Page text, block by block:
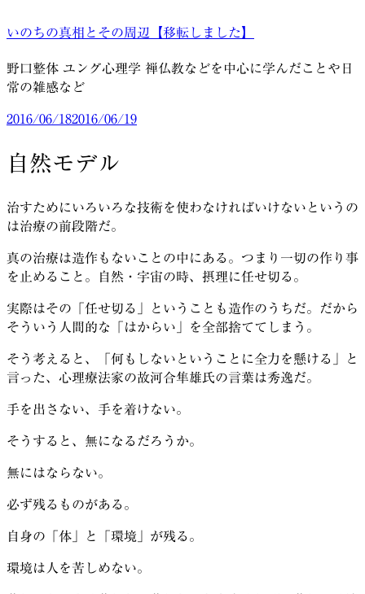
ン
ン
ツ
へ
キ
ッ
いのちの真相とその周辺【移転しました】
野口整体 ユング心理学 禅仏教などを中心に学んだことや日
常の雑感など
投
日:
2016/06/182016/06/19
自然モデル
治すためにいろいろな技術を使わなければいけないというの
は治療の前段階だ。
真の治療は造作もないことの中にある。つまり一切の作り事
を止めること。自然・宇宙の時、摂理に任せ切る。
実際はその「任せ切る」ということも造作のうちだ。だから
そういう人間的な「はからい」を全部捨ててしまう。
そう考えると、「何もしないということに全力を懸ける」と
言った、心理療法家の故河合隼雄氏の言葉は秀逸だ。
手を出さない、手を着けない。
そうすると、無になるだろうか。
無にはならない。
必ず残るものがある。
自身の「体」と「環境」が残る。
環境は人を苦しめない。